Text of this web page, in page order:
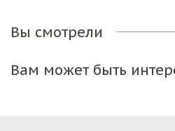
Вы смотрели
Вам может быть